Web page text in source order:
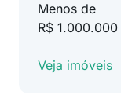
Menos de
R$ 1.000.000
Veja imóveis